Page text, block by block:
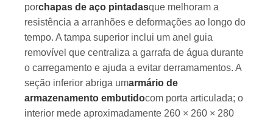
porchapas de aço pintadasque melhoram a
resistência a arranhões e deformações ao longo do
tempo. A tampa superior inclui um anel guia
removível que centraliza a garrafa de água durante
o carregamento e ajuda a evitar derramamentos. A
seção inferior abriga umarmário de
armazenamento embutidocom porta articulada; o
interior mede aproximadamente 260 × 260 × 280